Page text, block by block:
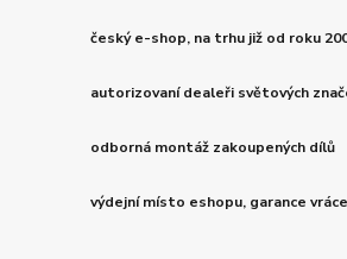
český e-shop, na trhu již od roku
autorizovaní dealeři světových
odborná montáž zakoupených dílů
výdejní místo eshopu, garance